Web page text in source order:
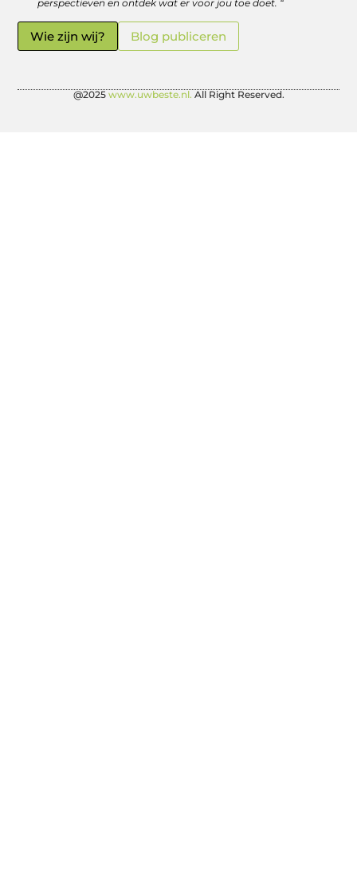
perspectieven en ontdek wat er voor jou toe doet. “
Wie zijn wij? Blog publiceren
@2025 www.uwbeste.nl. All Right Reserved.